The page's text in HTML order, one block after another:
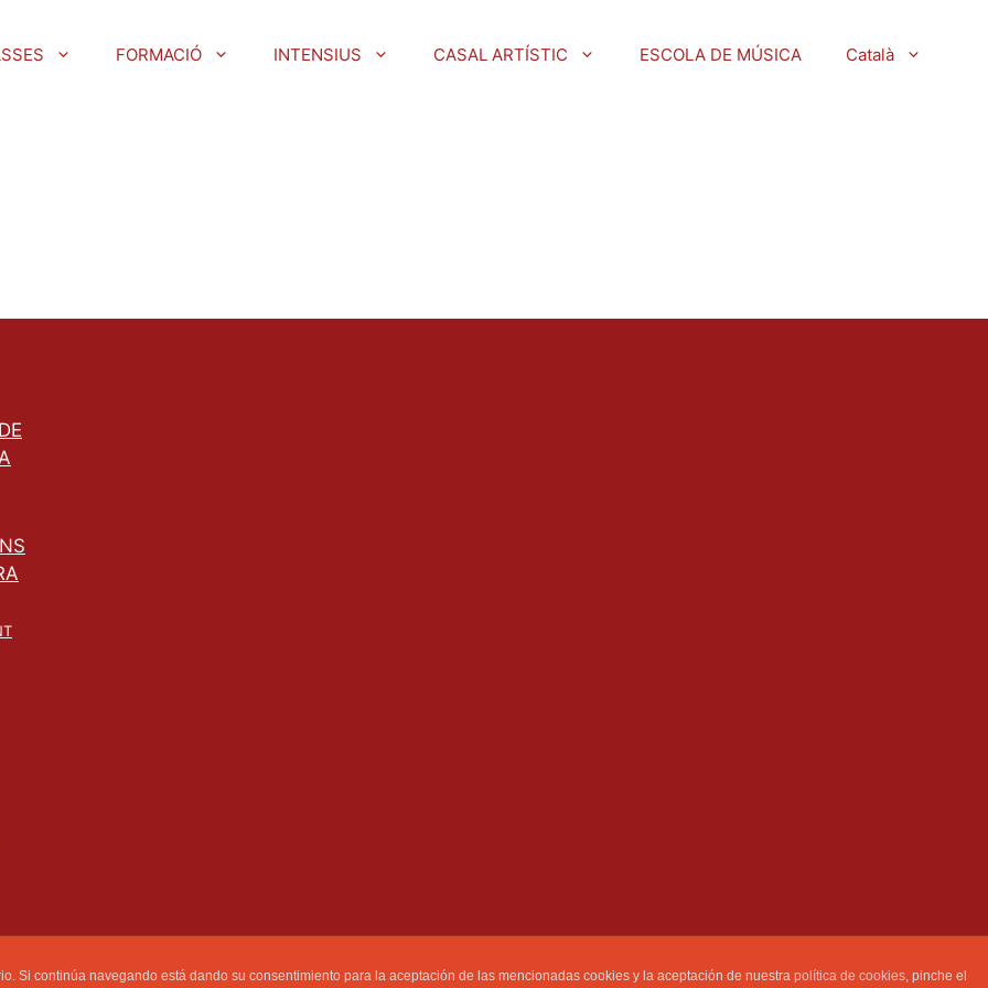
FORMACIÓ INTENSIUS CASAL ARTÍSTIC ESCOLA DE MÚSICA Català
Si continúa navegando está dando su consentimiento para la aceptación de las mencionadas cookies y la aceptación de nuestra política de cookies, pinche el